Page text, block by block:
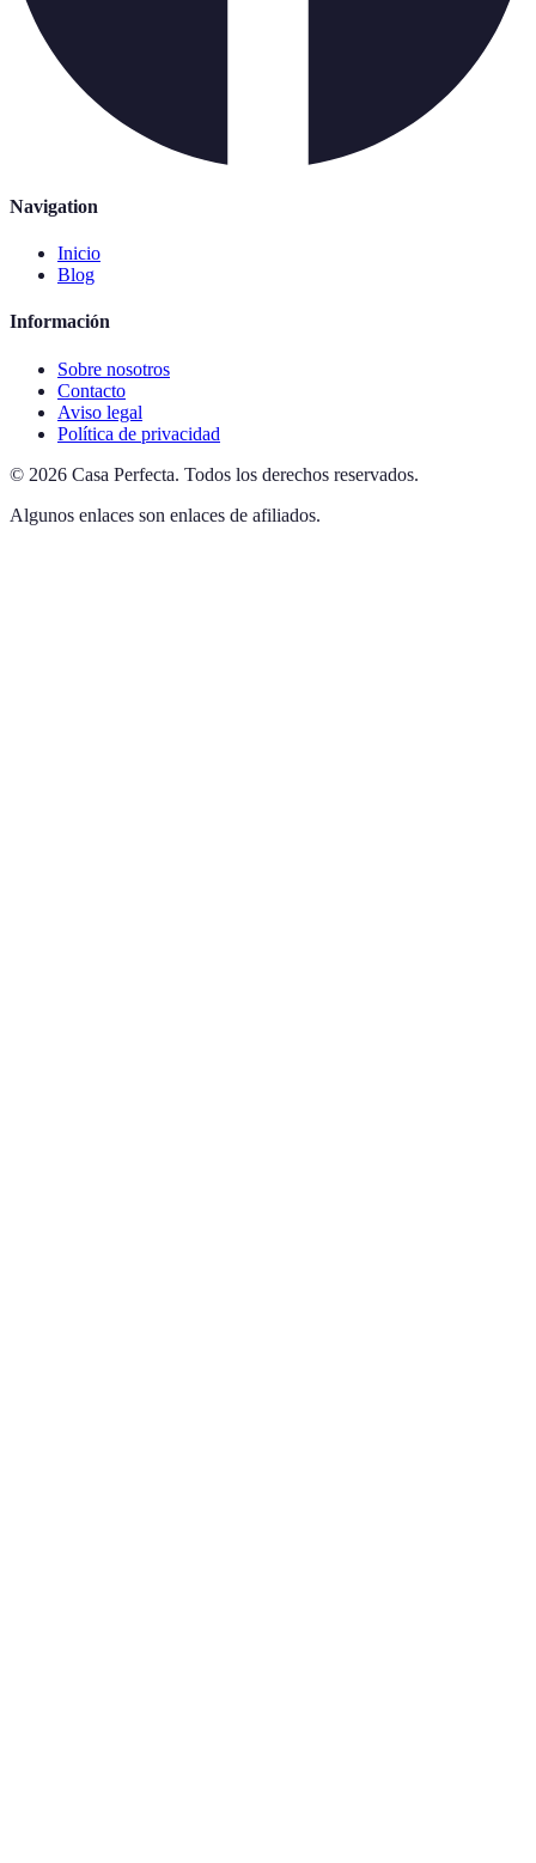
Navigation
Inicio
Blog
Información
Sobre nosotros
Contacto
Aviso legal
Política de privacidad
© 2026 Casa Perfecta. Todos los derechos reservados.
Algunos enlaces son enlaces de afiliados.